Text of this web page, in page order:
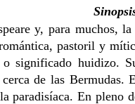
y, para muchos,
pastoril y
significado huidizo.
de las
paradisíaca. En pleno